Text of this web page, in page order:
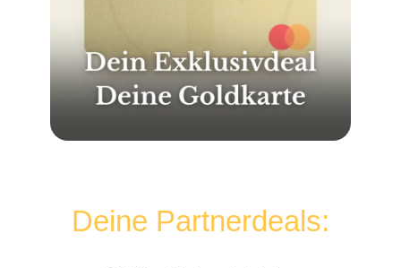
Deine Partnerdeals: